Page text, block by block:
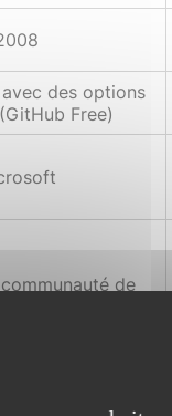
des options
Free)
de